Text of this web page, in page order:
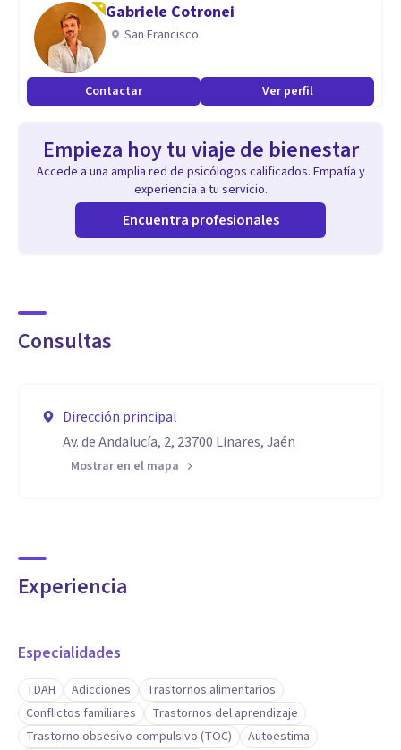
Gabriele Cotronei
San Francisco
Contactar Ver perfil
Empieza hoy tu viaje de bienestar
Accede a una amplia red de psicólogos calificados. Empatía y
experiencia a tu servicio.
Encuentra profesionales
Consultas
Dirección principal
Av. de Andalucía, 2, 23700 Linares, Jaén
Mostrar en el mapa
Experiencia
Especialidades
TDAH Adicciones
Trastornos alimentarios
Conflictos familiares
Trastornos del aprendizaje
Trastorno obsesivo-compulsivo (TOC)
Autoestima